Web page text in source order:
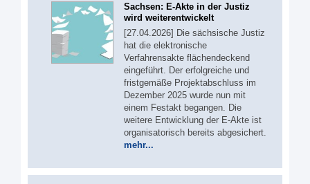
Sachsen: E-Akte in der Justiz
wird weiterentwickelt
[27.04.2026] Die sächsische Justiz
hat die elektronische
Verfahrensakte flächendeckend
eingeführt. Der erfolgreiche und
fristgemäße Projektabschluss im
Dezember 2025 wurde nun mit
einem Festakt begangen. Die
weitere Entwicklung der E-Akte ist
organisatorisch bereits abgesichert.
mehr...